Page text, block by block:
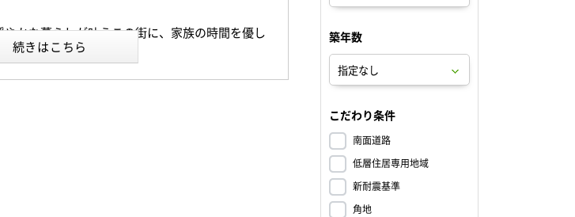
かな暮らしが叶うこの街に、家族の時間を優し
築年数
こだわり条件
南面道路
低層住居専用地域
新耐震基準
角地